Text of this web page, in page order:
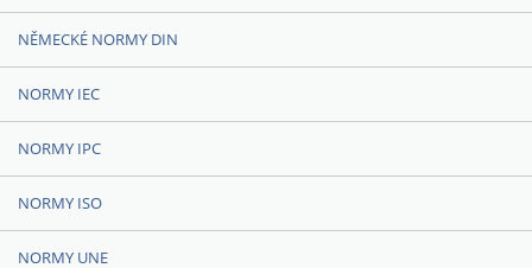
NĚMECKÉ NORMY DIN
NORMY IEC
NORMY IPC
NORMY ISO
NORMY UNE